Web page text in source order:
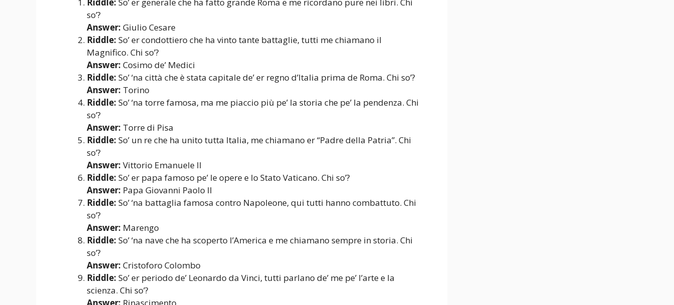
so’?
Answer: Giulio Cesare
Riddle: So’ er condottiero che ha vinto tante battaglie, tutti me chiamano il
Magnifico. Chi so’?
Answer: Cosimo de’ Medici
Riddle: So’ ‘na città che è stata capitale de’ er regno d’Italia prima de Roma. Chi so’?
Answer: Torino
Riddle: So’ ‘na torre famosa, ma me piaccio più pe’ la storia che pe’ la pendenza. Chi
so’?
Answer: Torre di Pisa
Riddle: So’ un re che ha unito tutta Italia, me chiamano er “Padre della Patria”. Chi
so’?
Answer: Vittorio Emanuele II
Riddle: So’ er papa famoso pe’ le opere e lo Stato Vaticano. Chi so’?
Answer: Papa Giovanni Paolo II
Riddle: So’ ‘na battaglia famosa contro Napoleone, qui tutti hanno combattuto. Chi
so’?
Answer: Marengo
Riddle: So’ ‘na nave che ha scoperto l’America e me chiamano sempre in storia. Chi
so’?
Answer: Cristoforo Colombo
Riddle: So’ er periodo de’ Leonardo da Vinci, tutti parlano de’ me pe’ l’arte e la
scienza. Chi so’?
Answer: Rinascimento